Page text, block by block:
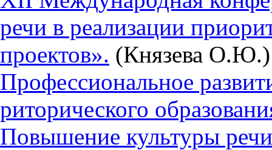
речи в реализации
проектов». (Князева О.Ю.)
Профессиональное
риторического
Повышение культуры